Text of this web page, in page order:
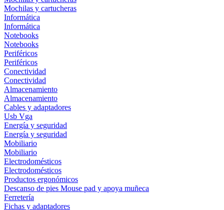
Mochilas y cartucheras
Informática
Informática
Notebooks
Notebooks
Periféricos
Periféricos
Conectividad
Conectividad
Almacenamiento
Almacenamiento
Cables y adaptadores
Usb Vga
Energía y seguridad
Energía y seguridad
Mobiliario
Mobiliario
Electrodomésticos
Electrodomésticos
Productos ergonómicos
Descanso de pies Mouse pad y apoya muñeca
Ferretería
Fichas y adaptadores